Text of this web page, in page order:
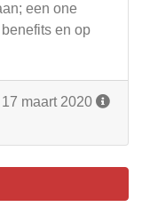
een one
en op
maart 2020